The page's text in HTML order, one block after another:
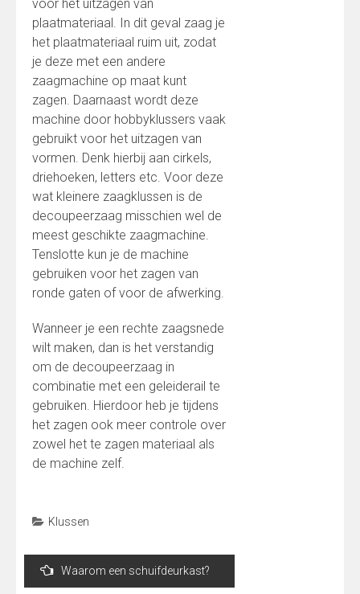
voor het uitzagen van
plaatmateriaal. In dit geval zaag je
het plaatmateriaal ruim uit, zodat
je deze met een andere
zaagmachine op maat kunt
zagen. Daarnaast wordt deze
machine door hobbyklussers vaak
gebruikt voor het uitzagen van
vormen. Denk hierbij aan cirkels,
driehoeken, letters etc. Voor deze
wat kleinere zaagklussen is de
decoupeerzaag misschien wel de
meest geschikte zaagmachine.
Tenslotte kun je de machine
gebruiken voor het zagen van
ronde gaten of voor de afwerking.
Wanneer je een rechte zaagsnede
wilt maken, dan is het verstandig
om de decoupeerzaag in
combinatie met een geleiderail te
gebruiken. Hierdoor heb je tijdens
het zagen ook meer controle over
zowel het te zagen materiaal als
de machine zelf.
Klussen
Bericht
navigatie
Waarom een schuifdeurkast?